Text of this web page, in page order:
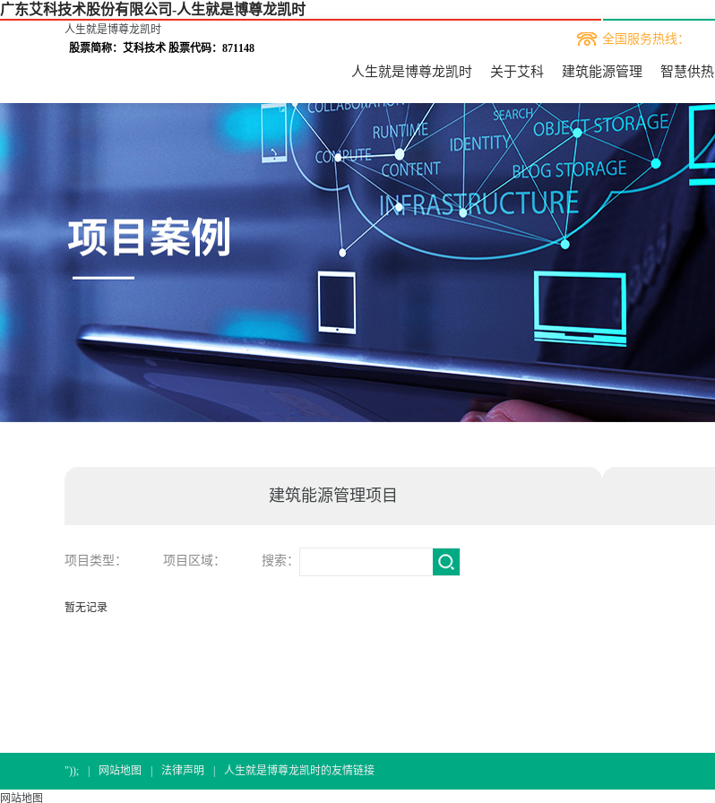
广东艾科技术股份有限公司-人生就是博尊龙凯时
人生就是博尊龙凯时
股票简称：艾科技术 股票代码：871148
全国服务热线：
人生就是博尊龙凯时 关于艾科 建筑能源管理 智慧供热
建筑能源管理项目
项目类型： 项目区域： 搜索：
暂无记录
")); 网站地图 法律声明 人生就是博尊龙凯时的友情链接
网站地图